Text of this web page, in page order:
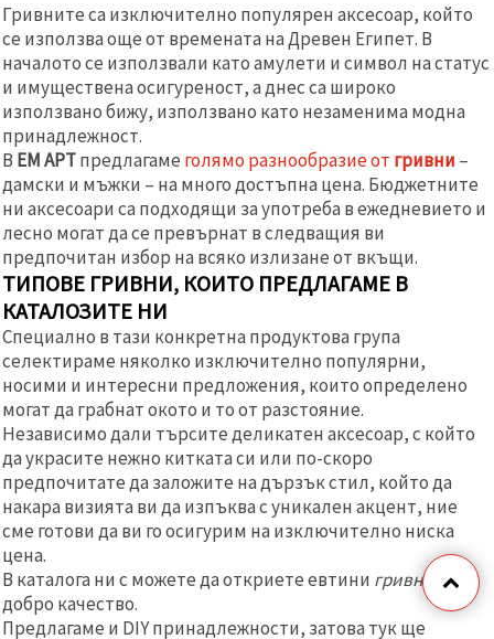
Гривните са изключително популярен аксесоар, който
се използва още от времената на Древен Египет. В
началото се използвали като амулети и символ на статус
и имуществена осигуреност, а днес са широко
използвано бижу, използвано като незаменима модна
принадлежност.
В ЕМ АРТпредлагаме голямо разнообразие от гривни –
дамски и мъжки – на много достъпна цена. Бюджетните
ни аксесоари са подходящи за употреба в ежедневието и
лесно могат да се превърнат в следващия ви
предпочитан избор на всяко излизане от вкъщи.
ТИПОВЕ ГРИВНИ, КОИТО ПРЕДЛАГАМЕ В
КАТАЛОЗИТЕ НИ
Специално в тази конкретна продуктова група
селектираме няколко изключително популярни,
носими и интересни предложения, които определено
могат да грабнат окото и то от разстояние.
Независимо дали търсите деликатен аксесоар, с който
да украсите нежно китката си или по-скоро
предпочитате да заложите на дързък стил, който да
накара визията ви да изпъква с уникален акцент, ние
сме готови да ви го осигурим на изключително ниска
цена.
В каталога ни с можете да откриете евтини гривни
с
добро качество.
Предлагаме и DIY принадлежности, затова тук ще